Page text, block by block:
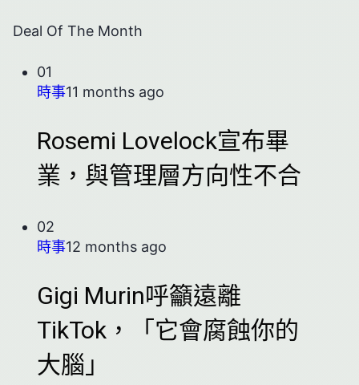
Deal Of The Month
01
時事11 months ago
Rosemi Lovelock宣布畢
業，與管理層方向性不合
02
時事12 months ago
Gigi Murin呼籲遠離
TikTok，「它會腐蝕你的
大腦」